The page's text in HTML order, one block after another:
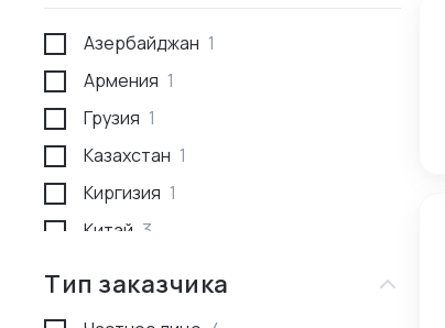
Азербайджан 1
Армения 1
Грузия 1
Казахстан 1
Киргизия 1
Китай 3
Тип заказчика